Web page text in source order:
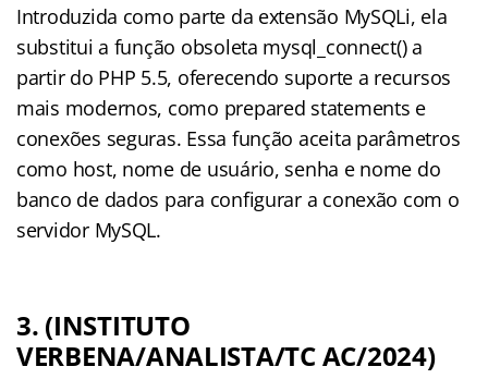
Introduzida como parte da extensão MySQLi, ela
substitui a função obsoleta mysql_connect() a
partir do PHP 5.5, oferecendo suporte a recursos
mais modernos, como prepared statements e
conexões seguras. Essa função aceita parâmetros
como host, nome de usuário, senha e nome do
banco de dados para configurar a conexão com o
servidor MySQL.
3. (INSTITUTO
VERBENA/ANALISTA/TC AC/2024)